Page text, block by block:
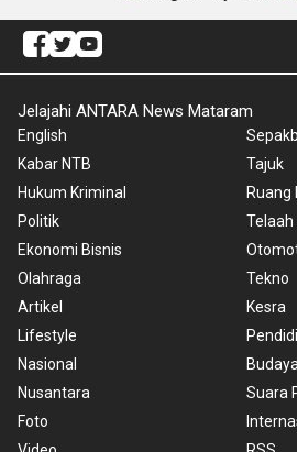
Jelajahi ANTARA News Mataram
English
Kabar NTB
Hukum Kriminal
Politik
Ekonomi Bisnis
Olahraga
Artikel
Lifestyle
Nasional
Nusantara
Foto
Tajuk
Ruang
Telaah
Tekno
Kesra
Suara